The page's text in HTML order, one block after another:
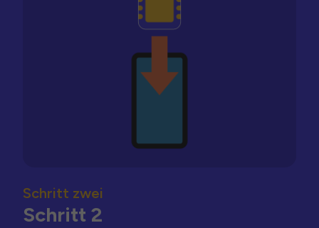
Schritt zwei
Schritt 2